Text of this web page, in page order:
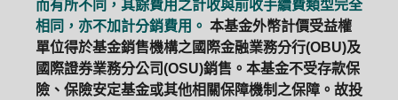
而有所不同，其餘費用之計收與前收手續費類型完全
相同，亦不加計分銷費用。 本基金外幣計價受益權
單位得於基金銷售機構之國際金融業務分行(OBU)及
國際證券業務分公司(OSU)銷售。本基金不受存款保
險、保險安定基金或其他相關保障機制之保障。故投